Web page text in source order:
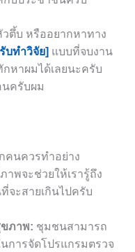
ตึ้บ หรืออยากหาทาง
บทำวิจัย] แบบที่จบงาน
กหาผมได้เลยนะครับ
นครับผม
คนควรทำอย่าง
าพจะช่วยให้เรารู้ถึง
ะสายเกินไปครับ
ขภาพ: ชุมชนสามารถ
การจัดโปรแกรมตรวจ